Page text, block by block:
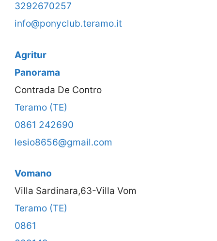
3292670257
info@ponyclub.teramo.it
Agritur
Panorama
Contrada De Contro
Teramo (TE)
0861 242690
lesio8656@gmail.com
Vomano
Villa Sardinara,63-Villa Vom
Teramo (TE)
0861